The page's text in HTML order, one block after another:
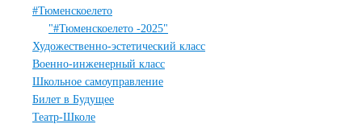
#Тюменскоелето
"#Тюменскоелето -2025"
Художественно-эстетический класс
Военно-инженерный класс
Школьное самоуправление
Билет в Будущее
Театр-Школе